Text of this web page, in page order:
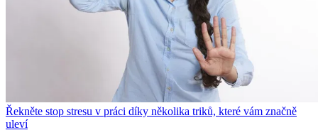
Řekněte stop stresu v práci díky několika triků, které vám značně
uleví